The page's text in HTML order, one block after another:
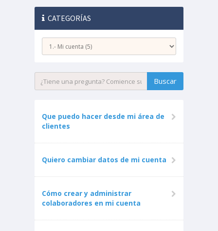
CATEGORÍAS
Que puedo hacer desde mi área de
clientes
Quiero cambiar datos de mi cuenta
Cómo crear y administrar
colaboradores en mi cuenta